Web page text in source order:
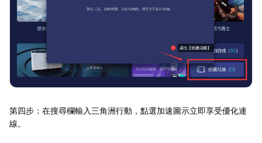
第四步：在搜尋欄輸入三角洲行動，點選加速圖示立即享受優化連
線。